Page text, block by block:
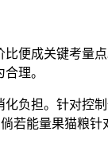
便成关键考量
理。
负担。针对控
能量果猫粮